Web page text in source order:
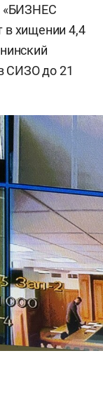
«БИЗНЕС
в хищении 4,4
СИЗО до 21